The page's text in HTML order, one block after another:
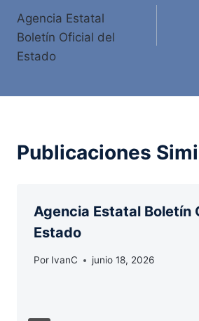
de
entradas
Agencia Estatal
Boletín Oficial del
Estado
Publicaciones
Agencia Estatal Boletín
Estado
Por IvanC junio 18, 2026